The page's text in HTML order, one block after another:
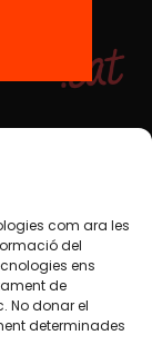
com ara les
del
ens
de
No donar el
determinades